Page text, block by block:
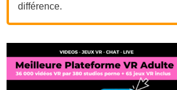
différence.